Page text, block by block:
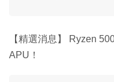
【精選消息】 Ryzen
APU！